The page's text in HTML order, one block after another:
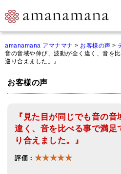
マイページ
ご来店予約（実店舗）
オンライン相談&購入
シンギングボウル講座
倍音呼吸法レッスン
amanamana アマナマナ > お客様の声 >
音の音域や伸び、波動が全く違く、音を
巡り合えました。』
お客様の声
『見た目が同じでも音の
違く、音を比べる事で満足
り合えました。』
評価： ★★★★★